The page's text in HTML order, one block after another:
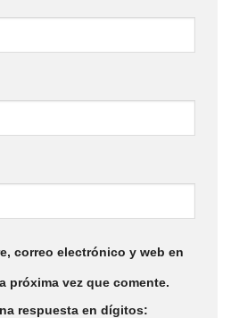
correo electrónico y web en
próxima vez que comente.
respuesta en dígitos: